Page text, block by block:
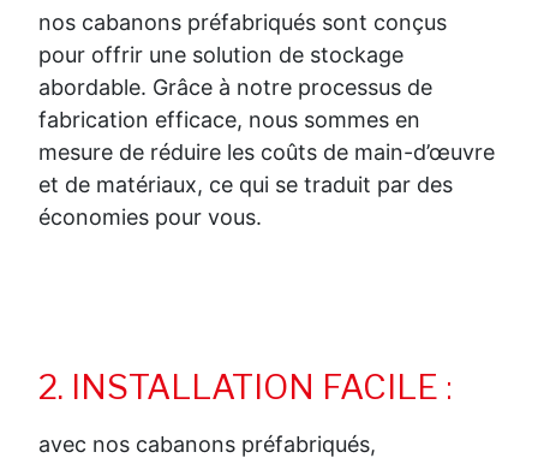
nos cabanons préfabriqués sont conçus
pour offrir une solution de stockage
abordable. Grâce à notre processus de
fabrication efficace, nous sommes en
mesure de réduire les coûts de main-d’œuvre
et de matériaux, ce qui se traduit par des
économies pour vous.
2. INSTALLATION FACILE :
avec nos cabanons préfabriqués,